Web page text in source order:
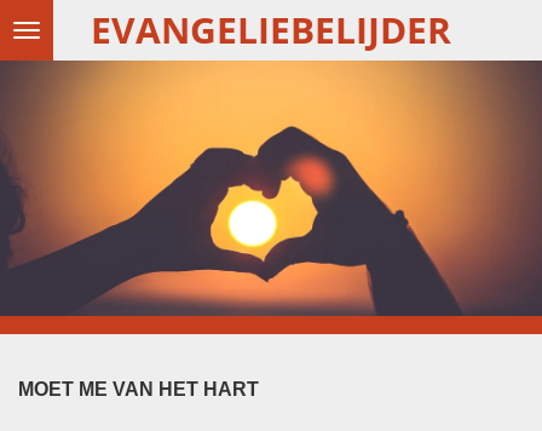
Ga
direct
EVANGELIEBELIJDER
MOET ME VAN HET HART